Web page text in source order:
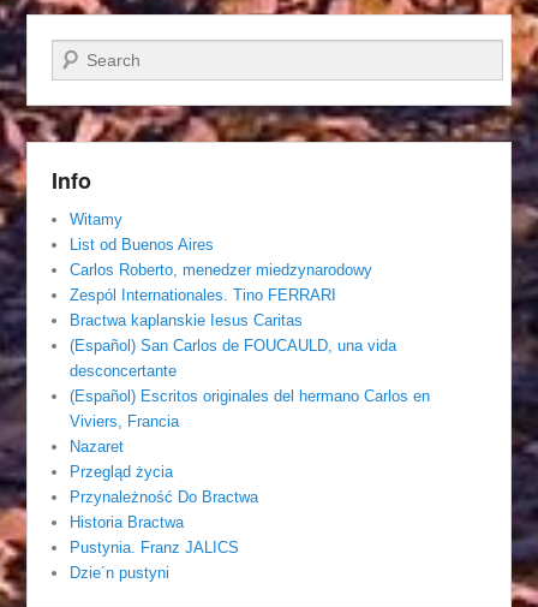
Szukaj
Info
Witamy
List od Buenos Aires
Carlos Roberto, menedzer miedzynarodowy
Zespól Internationales. Tino FERRARI
Bractwa kaplanskie Iesus Caritas
(Español) San Carlos de FOUCAULD, una vida
desconcertante
(Español) Escritos originales del hermano Carlos en
Viviers, Francia
Nazaret
Przegląd życia
Przynależność Do Bractwa
Historia Bractwa
Pustynia. Franz JALICS
Dzie´n pustyni